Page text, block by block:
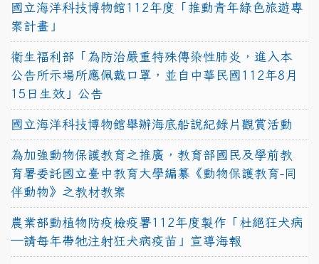
國立海洋科技博物館112年度「推動青年綠色旅遊專
案計畫」
衛生福利部「為防治嚴重特殊傳染性肺炎，進入本
公告所示場所應佩戴口罩，並自中華民國112年8月
15日生效」公告
國立海洋科技博物館舉辦海底船說紀錄片觀賞活動
為加強動物保護教育之推廣，教育部國民及學前教
育署委託國立臺中教育大學編纂《動物保護教育-同
伴動物》之教材教案
農業部動植物防疫檢疫署112年度製作「杜絕狂犬病
—請每年帶牠注射狂犬病疫苗」宣導海報